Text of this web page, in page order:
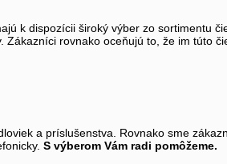
k dispozícii široký výber zo sortimentu
rovnako oceňujú to, že im túto
a príslušenstva. Rovnako sme
S výberom Vám radi pomôžeme.